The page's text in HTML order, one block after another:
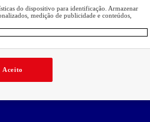
do dispositivo para identificação. Armazenar
medição de publicidade e conteúdos,
Aceito